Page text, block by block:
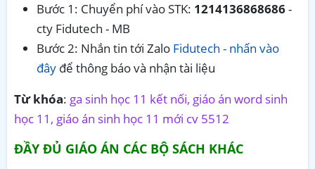
Bước 1: Chuyển phí vào STK: 1214136868686-
cty Fidutech - MB
Bước 2: Nhắn tin tới Zalo Fidutech - nhấn vào
đây để thông báo và nhận tài liệu
Từ khóa: ga sinh học 11 kết nối, giáo án word sinh
học 11, giáo án sinh học 11 mới cv 5512
ĐẦY ĐỦ GIÁO ÁN CÁC BỘ SÁCH KHÁC